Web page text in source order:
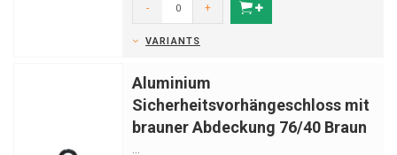
- +
VARIANTS
Aluminium
Sicherheitsvorhängeschloss mit
brauner Abdeckung 76/40 Braun
...